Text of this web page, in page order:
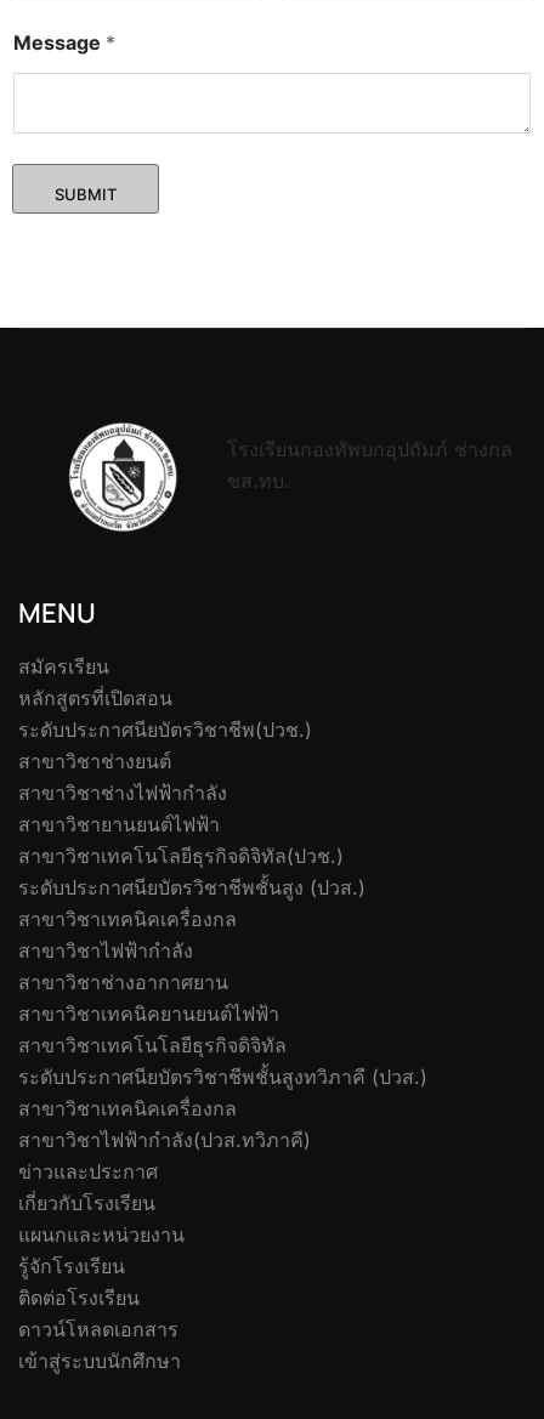
Message *
SUBMIT
โรงเรียนกองทัพบกอุปถัมภ์ ช่างกล
ขส.ทบ.
MENU
สมัครเรียน
หลักสูตรที่เปิดสอน
ระดับประกาศนียบัตรวิชาชีพ(ปวช.)
สาขาวิชาช่างยนต์
สาขาวิชาช่างไฟฟ้ากำลัง
สาขาวิชายานยนต์ไฟฟ้า
สาขาวิชาเทคโนโลยีธุรกิจดิจิทัล(ปวช.)
ระดับประกาศนียบัตรวิชาชีพชั้นสูง (ปวส.)
สาขาวิชาเทคนิคเครื่องกล
สาขาวิชาไฟฟ้ากำลัง
สาขาวิชาช่างอากาศยาน
สาขาวิชาเทคนิคยานยนต์ไฟฟ้า
สาขาวิชาเทคโนโลยีธุรกิจดิจิทัล
ระดับประกาศนียบัตรวิชาชีพชั้นสูงทวิภาคี (ปวส.)
สาขาวิชาเทคนิคเครื่องกล
สาขาวิชาไฟฟ้ากำลัง(ปวส.ทวิภาคี)
ข่าวและประกาศ
เกี่ยวกับโรงเรียน
แผนกและหน่วยงาน
รู้จักโรงเรียน
ติดต่อโรงเรียน
ดาวน์โหลดเอกสาร
เข้าสู่ระบบนักศึกษา